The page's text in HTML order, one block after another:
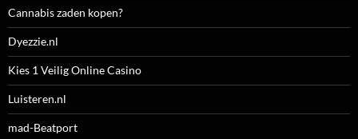
Cannabis zaden kopen?
Dyezzie.nl
Kies 1 Veilig Online Casino
Luisteren.nl
mad-Beatport